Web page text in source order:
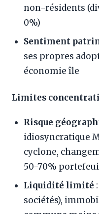
non-résidents
0%)
Sentiment
ses propres
économie île
Limites
Risque
idiosyncratique
cyclone,
50-70%
Liquidité limité
sociétés),